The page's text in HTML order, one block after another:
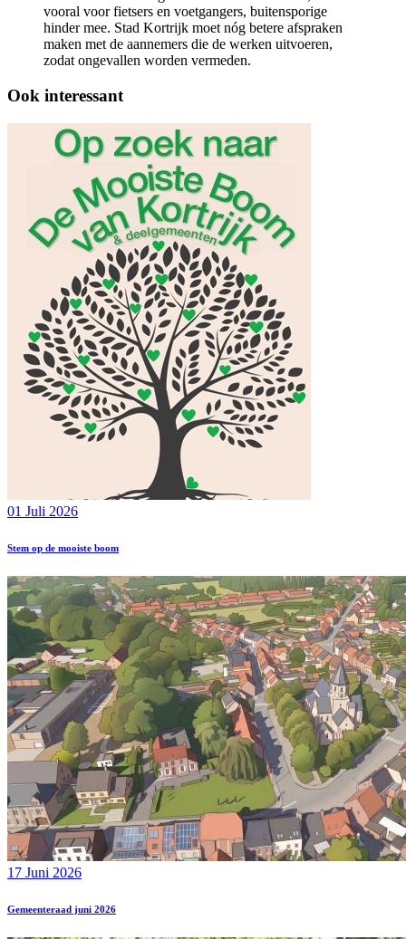
vooral voor fietsers en voetgangers, buitensporige
hinder mee. Stad Kortrijk moet nóg betere afspraken
maken met de aannemers die de werken uitvoeren,
zodat ongevallen worden vermeden.
Ook interessant
01 Juli 2026
Stem op de mooiste boom
17 Juni 2026
Gemeenteraad juni 2026